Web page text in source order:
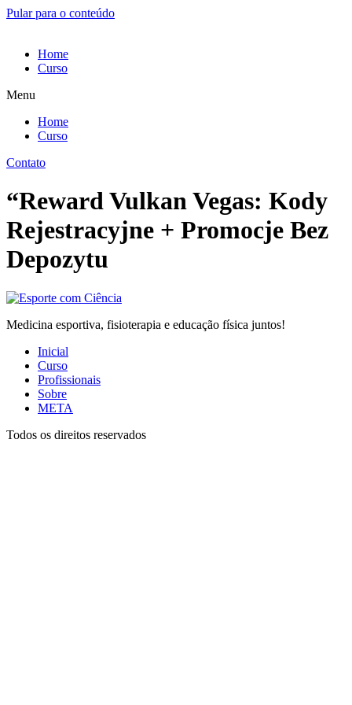
Pular para o conteúdo
Home
Curso
Menu
Home
Curso
Contato
“Reward Vulkan Vegas: Kody
Rejestracyjne + Promocje Bez
Depozytu
Medicina esportiva, fisioterapia e educação física juntos!
Inicial
Curso
Profissionais
Sobre
META
Todos os direitos reservados